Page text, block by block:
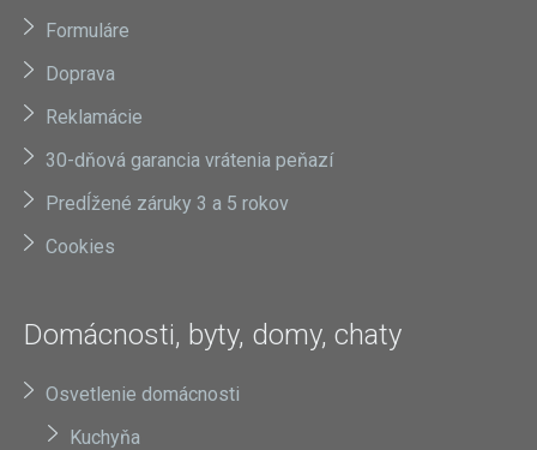
Formuláre
Doprava
Reklamácie
30-dňová garancia vrátenia peňazí
Predĺžené záruky 3 a 5 rokov
Cookies
Domácnosti, byty, domy, chaty
Osvetlenie domácnosti
Kuchyňa